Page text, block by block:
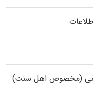
(مخصوص اهل سنت)